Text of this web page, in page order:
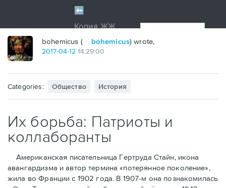
bohemicus ( bohemicus) wrote,
2017-04-12 14:29:00
Categories: Общество История
Их борьба: Патриоты и
коллаборанты
Американская писательница Гертруда Стайн, икона
авангардизма и автор термина «потерянное поколение»,
жила во Франции с 1902 года. В 1907-м она познакомилась